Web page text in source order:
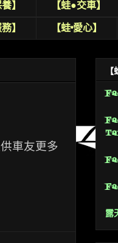
】 【蛙●交車】
】 【蛙•愛心】
車友更多
露